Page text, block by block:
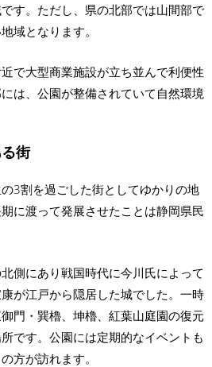
す。ただし、県の北部では山間部で
域となります。
で大型商業施設が立ち並んで利便性
は、公園が整備されていて自然環境
街
3割を過ごした街としてゆかりの地
に渡って発展させたことは静岡県民
側にあり戦国時代に今川氏によって
が江戸から隠居した城でした。一時
門・巽櫓、坤櫓、紅葉山庭園の復元
です。公園には定期的なイベントも
方が訪れます。